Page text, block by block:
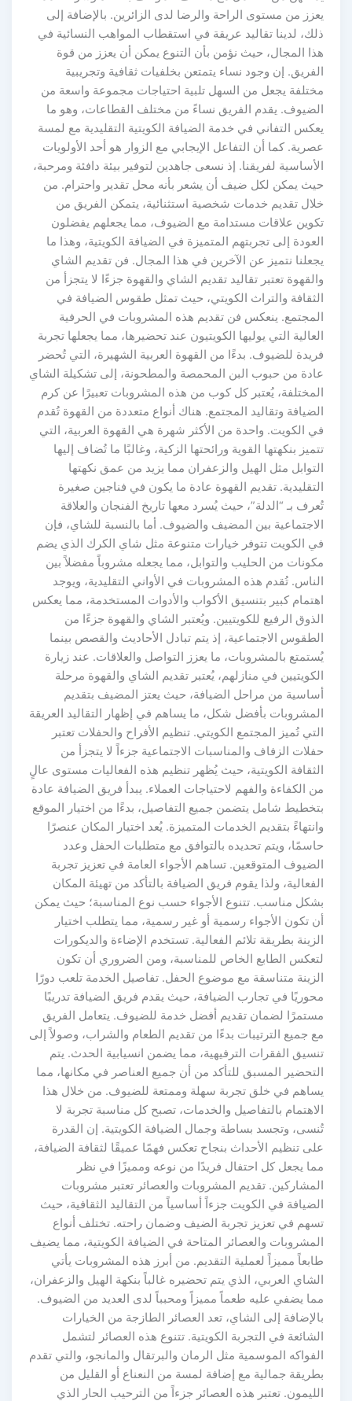
يعزز من مستوى الراحة والرضا لدى الزائرين. بالإضافة إلى
ذلك، لدينا تقاليد عريقة في استقطاب المواهب النسائية في
هذا المجال، حيث نؤمن بأن التنوع يمكن أن يعزز من قوة
الفريق. إن وجود نساء يتمتعن بخلفيات ثقافية وتجريبية
مختلفة يجعل من السهل تلبية احتياجات مجموعة واسعة من
الضيوف. يقدم الفريق نساءً من مختلف القطاعات، وهو ما
يعكس التفاني في خدمة الضيافة الكويتية التقليدية مع لمسة
عصرية. كما أن التفاعل الإيجابي مع الزوار هو أحد الأولويات
الأساسية لفريقنا. إذ نسعى جاهدين لتوفير بيئة دافئة ومرحبة،
حيث يمكن لكل ضيف أن يشعر بأنه محل تقدير واحترام. من
خلال تقديم خدمات شخصية استثنائية، يتمكن الفريق من
تكوين علاقات مستدامة مع الضيوف، مما يجعلهم يفضلون
العودة إلى تجربتهم المتميزة في الضيافة الكويتية، وهذا ما
يجعلنا نتميز عن الآخرين في هذا المجال. فن تقديم الشاي
والقهوة تعتبر تقاليد تقديم الشاي والقهوة جزءًا لا يتجزأ من
الثقافة والتراث الكويتي، حيث تمثل طقوس الضيافة في
المجتمع. ينعكس فن تقديم هذه المشروبات في الحرفية
العالية التي يوليها الكويتيون عند تحضيرها، مما يجعلها تجربة
فريدة للضيوف. بدءًا من القهوة العربية الشهيرة، التي تُحضر
عادة من حبوب البن المحمصة والمطحونة، إلى تشكيلة الشاي
المختلفة، يُعتبر كل كوب من هذه المشروبات تعبيرًا عن كرم
الضيافة وتقاليد المجتمع. هناك أنواع متعددة من القهوة تُقدم
في الكويت. واحدة من الأكثر شهرة هي القهوة العربية، التي
تتميز بنكهتها القوية ورائحتها الزكية، وغالبًا ما تُضاف إليها
التوابل مثل الهيل والزعفران مما يزيد من عمق نكهتها
التقليدية. تقديم القهوة عادة ما يكون في فناجين صغيرة
تُعرف بـ “الدلة”، حيث يُسرد معها تاريخ الفنجان والعلاقة
الاجتماعية بين المضيف والضيوف. أما بالنسبة للشاي، فإن
في الكويت تتوفر خيارات متنوعة مثل شاي الكرك الذي يضم
مكونات من الحليب والتوابل، مما يجعله مشروباً مفضلاً بين
الناس. تُقدم هذه المشروبات في الأواني التقليدية، ويوجد
اهتمام كبير بتنسيق الأكواب والأدوات المستخدمة، مما يعكس
الذوق الرفيع للكويتيين. ويُعتبر الشاي والقهوة جزءًا من
الطقوس الاجتماعية، إذ يتم تبادل الأحاديث والقصص بينما
يُستمتع بالمشروبات، ما يعزز التواصل والعلاقات. عند زيارة
الكويتيين في منازلهم، يُعتبر تقديم الشاي والقهوة مرحلة
أساسية من مراحل الضيافة، حيث يعتز المضيف بتقديم
المشروبات بأفضل شكل، ما يساهم في إظهار التقاليد العريقة
التي تُميز المجتمع الكويتي. تنظيم الأفراح والحفلات تعتبر
حفلات الزفاف والمناسبات الاجتماعية جزءاً لا يتجزأ من
الثقافة الكويتية، حيث يُظهر تنظيم هذه الفعاليات مستوى عالٍ
من الكفاءة والفهم لاحتياجات العملاء. يبدأ فريق الضيافة عادة
بتخطيط شامل يتضمن جميع التفاصيل، بدءًا من اختيار الموقع
وانتهاءً بتقديم الخدمات المتميزة. يُعد اختيار المكان عنصرًا
حاسمًا، ويتم تحديده بالتوافق مع متطلبات الحفل وعدد
الضيوف المتوقعين. تساهم الأجواء العامة في تعزيز تجربة
الفعالية، ولذا يقوم فريق الضيافة بالتأكد من تهيئة المكان
بشكل مناسب. تتنوع الأجواء حسب نوع المناسبة؛ حيث يمكن
أن تكون الأجواء رسمية أو غير رسمية، مما يتطلب اختيار
الزينة بطريقة تلائم الفعالية. تستخدم الإضاءة والديكورات
لتعكس الطابع الخاص للمناسبة، ومن الضروري أن تكون
الزينة متناسقة مع موضوع الحفل. تفاصيل الخدمة تلعب دورًا
محوريًا في تجارب الضيافة، حيث يقدم فريق الضيافة تدريبًا
مستمرًا لضمان تقديم أفضل خدمة للضيوف. يتعامل الفريق
مع جميع الترتيبات بدءًا من تقديم الطعام والشراب، وصولاً إلى
تنسيق الفقرات الترفيهية، مما يضمن انسيابية الحدث. يتم
التحضير المسبق للتأكد من أن جميع العناصر في مكانها، مما
يساهم في خلق تجربة سهلة وممتعة للضيوف. من خلال هذا
الاهتمام بالتفاصيل والخدمات، تصبح كل مناسبة تجربة لا
تُنسى، وتجسد بساطة وجمال الضيافة الكويتية. إن القدرة
على تنظيم الأحداث بنجاح تعكس فهمًا عميقًا لثقافة الضيافة،
مما يجعل كل احتفال فريدًا من نوعه ومميزًا في نظر
المشاركين. تقديم المشروبات والعصائر تعتبر مشروبات
الضيافة في الكويت جزءاً أساسياً من التقاليد الثقافية، حيث
تسهم في تعزيز تجربة الضيف وضمان راحته. تختلف أنواع
المشروبات والعصائر المتاحة في الضيافة الكويتية، مما يضيف
طابعاً مميزاً لعملية التقديم. من أبرز هذه المشروبات يأتي
الشاي العربي، الذي يتم تحضيره غالباً بنكهة الهيل والزعفران،
مما يضفي عليه طعماً مميزاً ومحبباً لدى العديد من الضيوف.
بالإضافة إلى الشاي، تعد العصائر الطازجة من الخيارات
الشائعة في التجربة الكويتية. تتنوع هذه العصائر لتشمل
الفواكه الموسمية مثل الرمان والبرتقال والمانجو، والتي تقدم
بطريقة جمالية مع إضافة لمسة من النعناع أو القليل من
الليمون. تعتبر هذه العصائر جزءاً من الترحيب الحار الذي